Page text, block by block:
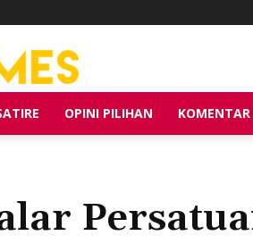
OPINI PILIHAN KOMENTAR